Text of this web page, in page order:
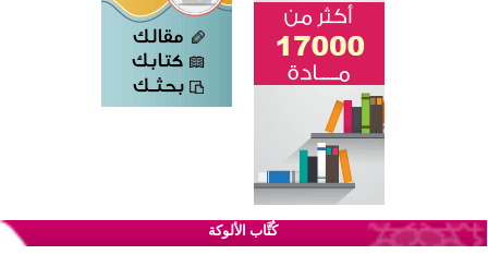
كُتَّاب الألوكة
اختتام الدورة التاسعة لمسابقة حفظ وتلاوة القرآن الكريم في أزناكاييف
تيسليتش تختتم برنامجا تعليميا لتعزيز القيم وبناء الشخصية للشباب المسلمين
اختتام منافسات قرآنية متميزة في بنغلاديش بمشاركة 3000 متسابق